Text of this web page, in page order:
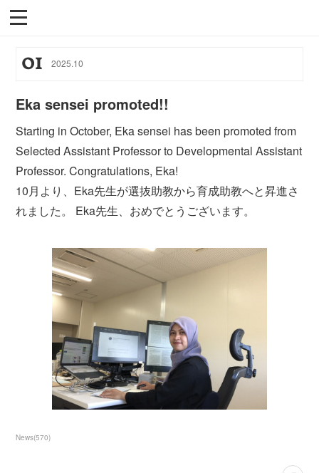
01 2025.10
Eka sensei promoted!!
Starting in October, Eka sensei has been promoted from
Selected Assistant Professor to Developmental Assistant
Professor. Congratulations, Eka!
10月より、Eka先生が選抜助教から育成助教へと昇進さ
れました。 Eka先生、おめでとうございます。
News(570)